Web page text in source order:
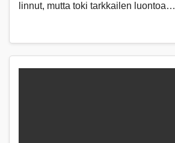
linnut, mutta toki tarkkailen luontoa…